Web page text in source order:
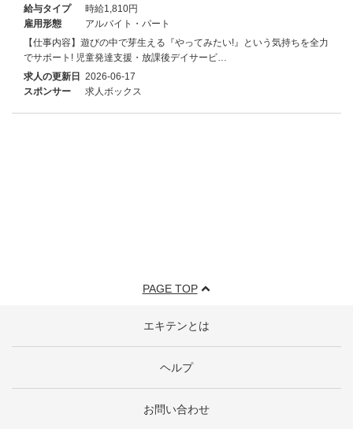
給与タイプ
時給1,810円
雇用形態
アルバイト・パート
【仕事内容】遊びの中で芽生える『やってみたい!』という気持ちを全力
でサポート! 児童発達支援・放課後デイサービ…
求人の更新日 2026-06-17
スポンサー
求人ボックス
PAGE TOP
エキテンとは
ヘルプ
お問い合わせ